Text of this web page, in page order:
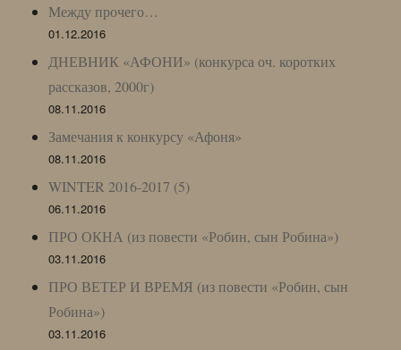
Между прочего…
01.12.2016
ДНЕВНИК «АФОНИ» (конкурса оч. коротких
рассказов, 2000г)
08.11.2016
Замечания к конкурсу «Афоня»
08.11.2016
WINTER 2016-2017 (5)
06.11.2016
ПРО ОКНА (из повести «Робин, сын Робина»)
03.11.2016
ПРО ВЕТЕР И ВРЕМЯ (из повести «Робин, сын
Робина»)
03.11.2016